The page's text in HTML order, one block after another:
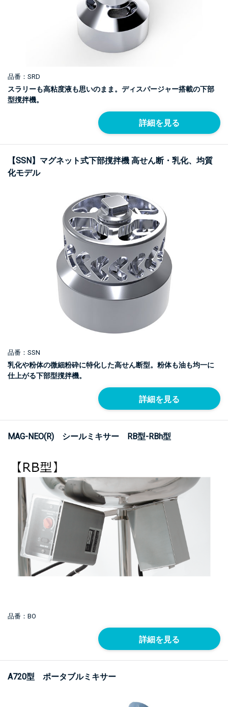
品番：SRD
スラリーも高粘度液も思いのまま。ディスパージャー搭載の下部
型撹拌機。
詳細を見る
【SSN】マグネット式下部撹拌機 高せん断・乳化、均質
化モデル
品番：SSN
乳化や粉体の微細粉砕に特化した高せん断型。粉体も油も均一に
仕上がる下部型撹拌機。
詳細を見る
MAG-NEO(R) シールミキサー RB型-RBh型
品番：BO
詳細を見る
A720型 ポータブルミキサー